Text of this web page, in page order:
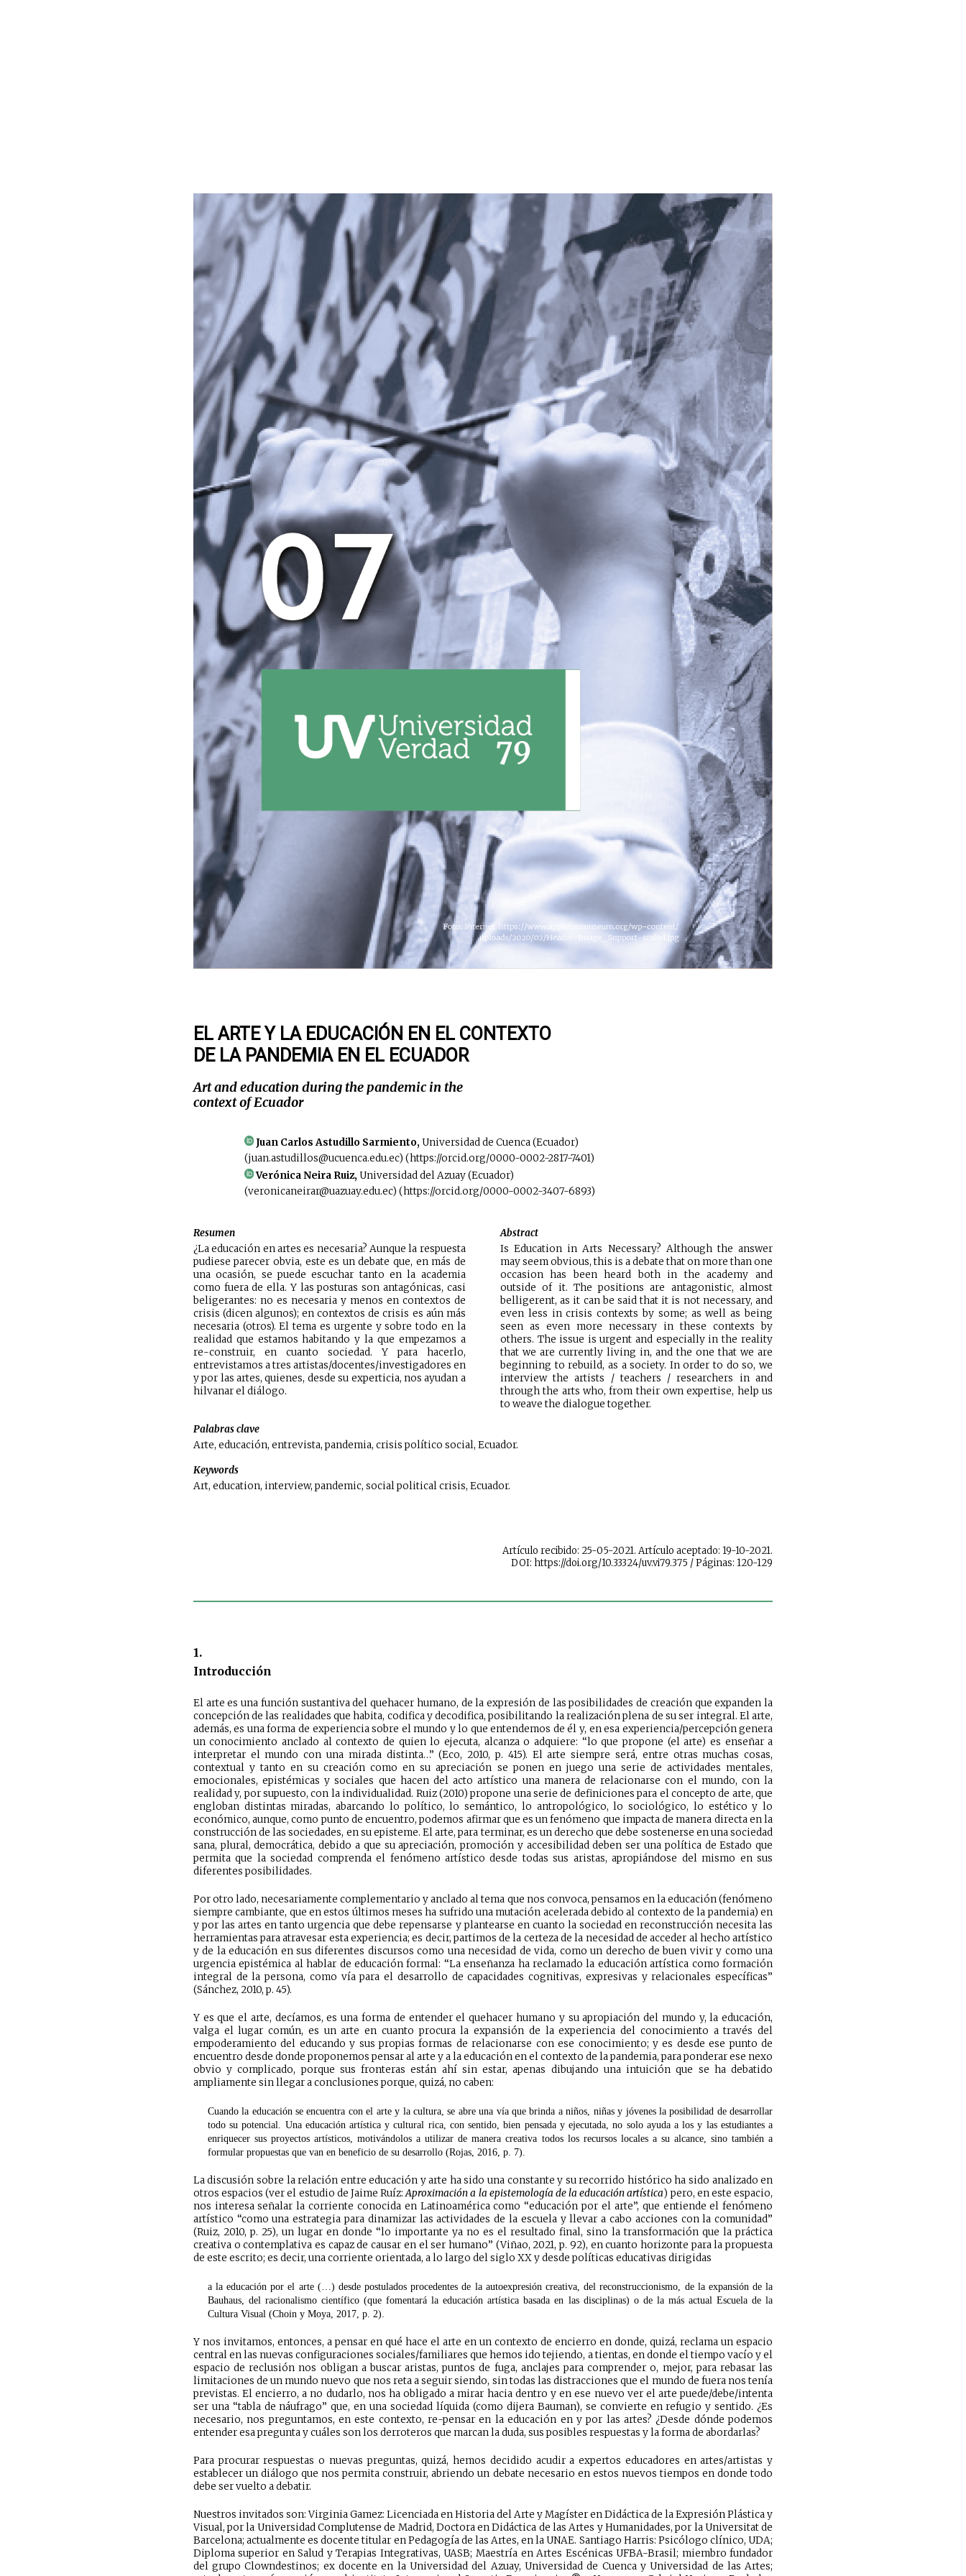
EL ARTE Y LA EDUCACIÓN EN EL CONTEXTO
DE LA PANDEMIA EN EL ECUADOR
Art and education during the pandemic in the
context of Ecuador
Juan Carlos Astudillo Sarmiento, Universidad de Cuenca (Ecuador)
(juan.astudillos@ucuenca.edu.ec) (https://orcid.org/0000-0002-2817-7401)
Verónica Neira Ruiz, Universidad del Azuay (Ecuador)
(veronicaneirar@uazuay.edu.ec) (https://orcid.org/0000-0002-3407-6893)
Resumen
¿La educación en artes es necesaria? Aunque la respuesta
pudiese parecer obvia, este es un debate que, en más de
una ocasión, se puede escuchar tanto en la academia
como fuera de ella. Y las posturas son antagónicas, casi
beligerantes: no es necesaria y menos en contextos de
crisis (dicen algunos); en contextos de crisis es aún más
necesaria (otros). El tema es urgente y sobre todo en la
realidad que estamos habitando y la que empezamos a
re-construir, en cuanto sociedad. Y para hacerlo,
entrevistamos a tres artistas/docentes/investigadores en
y por las artes, quienes, desde su experticia, nos ayudan a
hilvanar el diálogo.
Abstract
Is Education in Arts Necessary? Although the answer
may seem obvious, this is a debate that on more than one
occasion has been heard both in the academy and
outside of it. The positions are antagonistic, almost
belligerent, as it can be said that it is not necessary, and
even less in crisis contexts by some; as well as being
seen as even more necessary in these contexts by
others. The issue is urgent and especially in the reality
that we are currently living in, and the one that we are
beginning to rebuild, as a society. In order to do so, we
interview the artists / teachers / researchers in and
through the arts who, from their own expertise, help us
to weave the dialogue together.
Palabras clave
Arte, educación, entrevista, pandemia, crisis político social, Ecuador.
Keywords
Art, education, interview, pandemic, social political crisis, Ecuador.
Artículo recibido: 25-05-2021. Artículo aceptado: 19-10-2021.
DOI: https://doi.org/10.33324/uv.vi79.375 / Páginas: 120-129
1.
Introducción
El arte es una función sustantiva del quehacer humano, de la expresión de las posibilidades de creación que expanden la
concepción de las realidades que habita, codifica y decodifica, posibilitando la realización plena de su ser integral. El arte,
además, es una forma de experiencia sobre el mundo y lo que entendemos de él y, en esa experiencia/percepción genera
un conocimiento anclado al contexto de quien lo ejecuta, alcanza o adquiere: “lo que propone (el arte) es enseñar a
interpretar el mundo con una mirada distinta…” (Eco, 2010, p. 415). El arte siempre será, entre otras muchas cosas,
contextual y tanto en su creación como en su apreciación se ponen en juego una serie de actividades mentales,
emocionales, epistémicas y sociales que hacen del acto artístico una manera de relacionarse con el mundo, con la
realidad y, por supuesto, con la individualidad. Ruiz (2010) propone una serie de definiciones para el concepto de arte, que
engloban distintas miradas, abarcando lo político, lo semántico, lo antropológico, lo sociológico, lo estético y lo
económico, aunque, como punto de encuentro, podemos afirmar que es un fenómeno que impacta de manera directa en la
construcción de las sociedades, en su episteme. El arte, para terminar, es un derecho que debe sostenerse en una sociedad
sana, plural, democrática, debido a que su apreciación, promoción y accesibilidad deben ser una política de Estado que
permita que la sociedad comprenda el fenómeno artístico desde todas sus aristas, apropiándose del mismo en sus
diferentes posibilidades.
Por otro lado, necesariamente complementario y anclado al tema que nos convoca, pensamos en la educación (fenómeno
siempre cambiante, que en estos últimos meses ha sufrido una mutación acelerada debido al contexto de la pandemia) en
y por las artes en tanto urgencia que debe repensarse y plantearse en cuanto la sociedad en reconstrucción necesita las
herramientas para atravesar esta experiencia; es decir, partimos de la certeza de la necesidad de acceder al hecho artístico
y de la educación en sus diferentes discursos como una necesidad de vida, como un derecho de buen vivir y como una
urgencia epistémica al hablar de educación formal: “La enseñanza ha reclamado la educación artística como formación
integral de la persona, como vía para el desarrollo de capacidades cognitivas, expresivas y relacionales específicas”
(Sánchez, 2010, p. 45).
Y es que el arte, decíamos, es una forma de entender el quehacer humano y su apropiación del mundo y, la educación,
valga el lugar común, es un arte en cuanto procura la expansión de la experiencia del conocimiento a través del
empoderamiento del educando y sus propias formas de relacionarse con ese conocimiento; y es desde ese punto de
encuentro desde donde proponemos pensar al arte y a la educación en el contexto de la pandemia, para ponderar ese nexo
obvio y complicado, porque sus fronteras están ahí sin estar, apenas dibujando una intuición que se ha debatido
ampliamente sin llegar a conclusiones porque, quizá, no caben:
Cuando la educación se encuentra con el arte y la cultura, se abre una vía que brinda a niños, niñas y jóvenes la posibilidad de desarrollar
todo su potencial. Una educación artística y cultural rica, con sentido, bien pensada y ejecutada, no solo ayuda a los y las estudiantes a
enriquecer sus proyectos artísticos, motivándolos a utilizar de manera creativa todos los recursos locales a su alcance, sino también a
formular propuestas que van en beneficio de su desarrollo (Rojas, 2016, p. 7).
La discusión sobre la relación entre educación y arte ha sido una constante y su recorrido histórico ha sido analizado en
otros espacios (ver el estudio de Jaime Ruíz:Aproximación a la epistemología de la educación artística) pero, en este espacio,
nos interesa señalar la corriente conocida en Latinoamérica como “educación por el arte”, que entiende el fenómeno
artístico “como una estrategia para dinamizar las actividades de la escuela y llevar a cabo acciones con la comunidad”
(Ruiz, 2010, p. 25), un lugar en donde “lo importante ya no es el resultado final, sino la transformación que la práctica
creativa o contemplativa es capaz de causar en el ser humano” (Viñao, 2021, p. 92), en cuanto horizonte para la propuesta
de este escrito; es decir, una corriente orientada, a lo largo del siglo XX y desde políticas educativas dirigidas
a la educación por el arte (…) desde postulados procedentes de la autoexpresión creativa, del reconstruccionismo, de la expansión de la
Bauhaus, del racionalismo científico (que fomentará la educación artística basada en las disciplinas) o de la más actual Escuela de la
Cultura Visual (Choin y Moya, 2017, p. 2).
Y nos invitamos, entonces, a pensar en qué hace el arte en un contexto de encierro en donde, quizá, reclama un espacio
central en las nuevas configuraciones sociales/familiares que hemos ido tejiendo, a tientas, en donde el tiempo vacío y el
espacio de reclusión nos obligan a buscar aristas, puntos de fuga, anclajes para comprender o, mejor, para rebasar las
limitaciones de un mundo nuevo que nos reta a seguir siendo, sin todas las distracciones que el mundo de fuera nos tenía
previstas. El encierro, a no dudarlo, nos ha obligado a mirar hacia dentro y en ese nuevo ver el arte puede/debe/intenta
ser una “tabla de náufrago” que, en una sociedad líquida (como dijera Bauman), se convierte en refugio y sentido. ¿Es
necesario, nos preguntamos, en este contexto, re-pensar en la educación en y por las artes? ¿Desde dónde podemos
entender esa pregunta y cuáles son los derroteros que marcan la duda, sus posibles respuestas y la forma de abordarlas?
Para procurar respuestas o nuevas preguntas, quizá, hemos decidido acudir a expertos educadores en artes/artistas y
establecer un diálogo que nos permita construir, abriendo un debate necesario en estos nuevos tiempos en donde todo
debe ser vuelto a debatir.
Nuestros invitados son: Virginia Gamez: Licenciada en Historia del Arte y Magíster en Didáctica de la Expresión Plástica y
Visual, por la Universidad Complutense de Madrid, Doctora en Didáctica de las Artes y Humanidades, por la Universitat de
Barcelona; actualmente es docente titular en Pedagogía de las Artes, en la UNAE. Santiago Harris: Psicólogo clínico, UDA;
Diploma superior en Salud y Terapias Integrativas, UASB; Maestría en Artes Escénicas UFBA-Brasil; miembro fundador
del grupo Clowndestinos; ex docente en la Universidad del Azuay, Universidad de Cuenca y Universidad de las Artes;